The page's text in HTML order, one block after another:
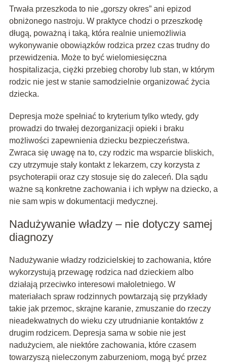
Trwała przeszkoda to nie „gorszy okres” ani epizod
obniżonego nastroju. W praktyce chodzi o przeszkodę
długą, poważną i taką, która realnie uniemożliwia
wykonywanie obowiązków rodzica przez czas trudny do
przewidzenia. Może to być wielomiesięczna
hospitalizacja, ciężki przebieg choroby lub stan, w którym
rodzic nie jest w stanie samodzielnie organizować życia
dziecka.
Depresja może spełniać to kryterium tylko wtedy, gdy
prowadzi do trwałej dezorganizacji opieki i braku
możliwości zapewnienia dziecku bezpieczeństwa.
Zwraca się uwagę na to, czy rodzic ma wsparcie bliskich,
czy utrzymuje stały kontakt z lekarzem, czy korzysta z
psychoterapii oraz czy stosuje się do zaleceń. Dla sądu
ważne są konkretne zachowania i ich wpływ na dziecko, a
nie sam wpis w dokumentacji medycznej.
Nadużywanie władzy – nie dotyczy samej
diagnozy
Nadużywanie władzy rodzicielskiej to zachowania, które
wykorzystują przewagę rodzica nad dzieckiem albo
działają przeciwko interesowi małoletniego. W
materiałach spraw rodzinnych powtarzają się przykłady
takie jak przemoc, skrajne karanie, zmuszanie do rzeczy
nieadekwatnych do wieku czy utrudnianie kontaktów z
drugim rodzicem. Depresja sama w sobie nie jest
nadużyciem, ale niektóre zachowania, które czasem
towarzyszą nieleczonym zaburzeniom, mogą być przez